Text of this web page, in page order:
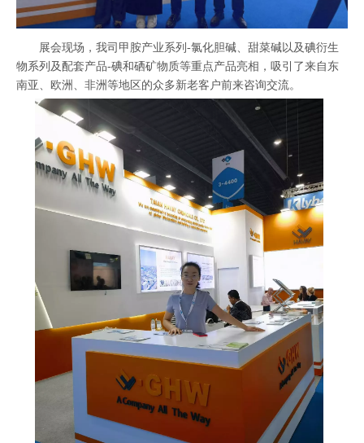
展会现场，我司甲胺产业系列-氯化胆碱、甜菜碱以及碘衍生
物系列及配套产品-碘和硒矿物质等重点产品亮相，吸引了来自东
南亚、欧洲、非洲等地区的众多新老客户前来咨询交流。